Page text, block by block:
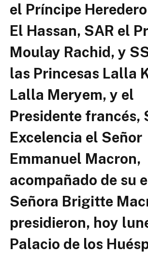
el Príncipe
El Hassan, SAR el
Moulay Rachid, y
las Princesas Lalla
Lalla Meryem, y el
Presidente francés,
Excelencia el Señor
Emmanuel Macron,
acompañado de su
Señora Brigitte
presidieron, hoy
Palacio de los